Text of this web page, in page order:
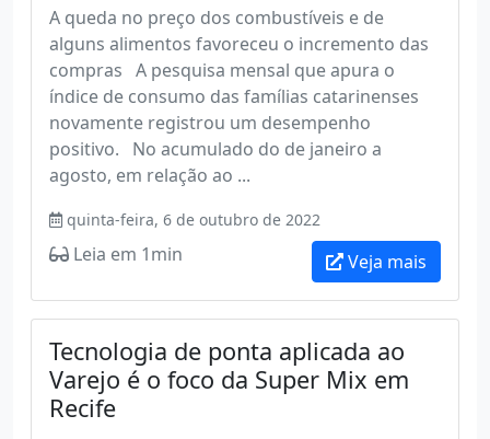
A queda no preço dos combustíveis e de
alguns alimentos favoreceu o incremento das
compras A pesquisa mensal que apura o
índice de consumo das famílias catarinenses
novamente registrou um desempenho
positivo. No acumulado do de janeiro a
agosto, em relação ao ...
quinta-feira, 6 de outubro de 2022
Leia em 1min Veja mais
Tecnologia de ponta aplicada ao
Varejo é o foco da Super Mix em
Recife